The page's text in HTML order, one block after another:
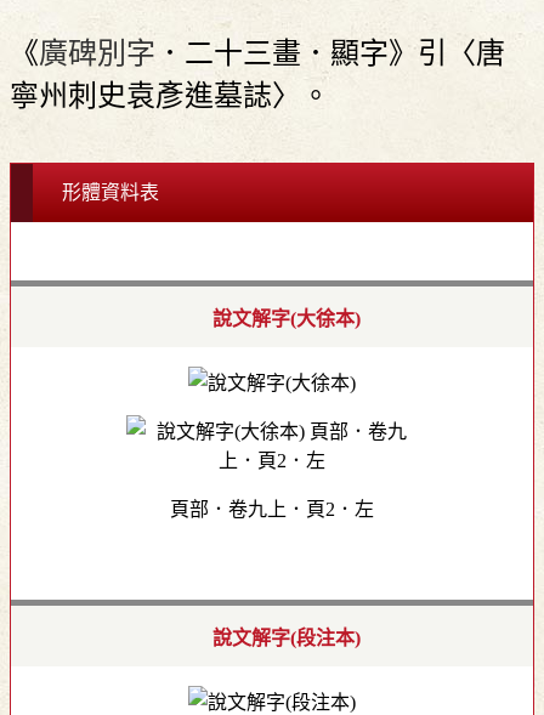
《廣碑別字 ．二十三畫．顯字》引〈唐
寧州刺史袁彥進墓誌〉。
形體資料表
說文解字(大徐本)
頁部．卷九上．頁2．左
說文解字(段注本)